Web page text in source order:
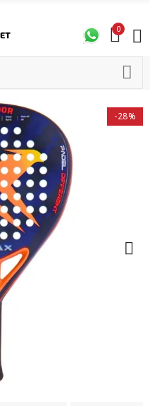
0
-28%